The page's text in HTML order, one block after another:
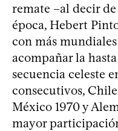
remate –al decir
época, Hebert
con más
acompañar la
secuencia celeste
consecutivos,
México 1970 y
mayor